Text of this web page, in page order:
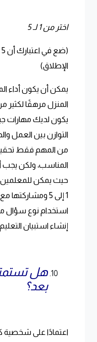
اختر من 1 لـ 5
الإطلاق)
يمكن أن يكون أداء
المنزل مرهقًا لكثير
يكون لديك مهارات
التوازن بين العمل
من المهم فقط
المناسب، ولكن يجب
حيث يمكن
1 إلى 5
استخدام نوع سؤال
إنشاء استبيان
هل
بعد؟
اعتمادًا على شخصية